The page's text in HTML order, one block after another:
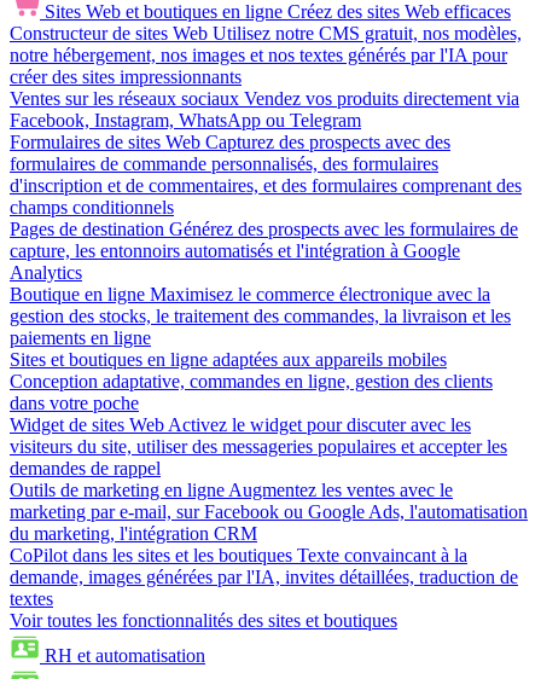
Sites Web et boutiques en ligne Créez des sites Web efficaces
Constructeur de sites Web Utilisez notre CMS gratuit, nos modèles,
notre hébergement, nos images et nos textes générés par l'IA pour
créer des sites impressionnants
Ventes sur les réseaux sociaux Vendez vos produits directement via
Facebook, Instagram, WhatsApp ou Telegram
Formulaires de sites Web Capturez des prospects avec des
formulaires de commande personnalisés, des formulaires
d'inscription et de commentaires, et des formulaires comprenant des
champs conditionnels
Pages de destination Générez des prospects avec les formulaires de
capture, les entonnoirs automatisés et l'intégration à Google
Analytics
Boutique en ligne Maximisez le commerce électronique avec la
gestion des stocks, le traitement des commandes, la livraison et les
paiements en ligne
Sites et boutiques en ligne adaptées aux appareils mobiles
Conception adaptative, commandes en ligne, gestion des clients
dans votre poche
Widget de sites Web Activez le widget pour discuter avec les
visiteurs du site, utiliser des messageries populaires et accepter les
demandes de rappel
Outils de marketing en ligne Augmentez les ventes avec le
marketing par e-mail, sur Facebook ou Google Ads, l'automatisation
du marketing, l'intégration CRM
CoPilot dans les sites et les boutiques Texte convaincant à la
demande, images générées par l'IA, invites détaillées, traduction de
textes
Voir toutes les fonctionnalités des sites et boutiques
RH et automatisation